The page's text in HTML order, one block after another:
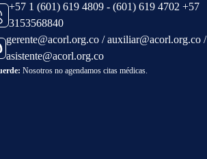
+57 1 (601) 619 4809 - (601) 619 4702 +57
3153568840
gerente@acorl.org.co / auxiliar@acorl.org.co /
asistente@acorl.org.co
Nosotros no agendamos citas médicas.